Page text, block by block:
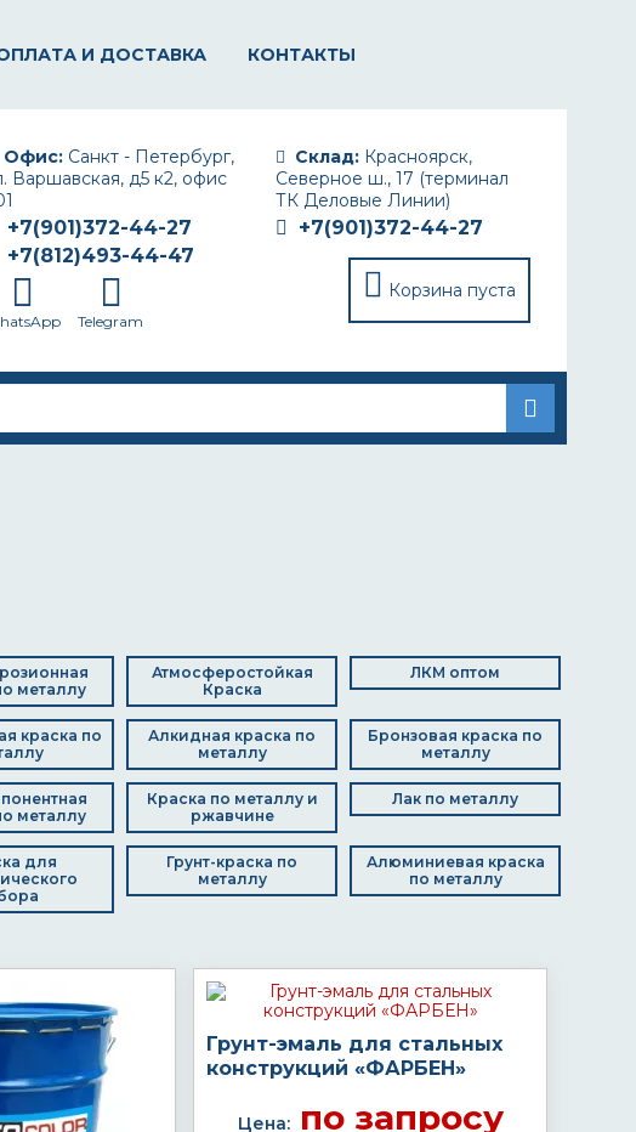
И ДОСТАВКА КОНТАКТЫ
Склад: Красноярск,
Северное ш., 17 (терминал
ТК Деловые Линии)
+7(901)372-44-27
Корзина пуста
Офис: Санкт - Петербург,
Варшавская, д5 к2, офис
+7(901)372-44-27
+7(812)493-44-47
Telegram
металлу
Атмосферостойкая
Краска
ЛКМ оптом
краска по
Алкидная краска по
металлу
Бронзовая краска по
металлу
металлу
Краска по металлу и
ржавчине
Лак по металлу
для
Грунт-краска по
металлу
Алюминиевая краска
по металлу
Грунт-эмаль для стальных
конструкций «ФАРБЕН»
Цена:по запросу